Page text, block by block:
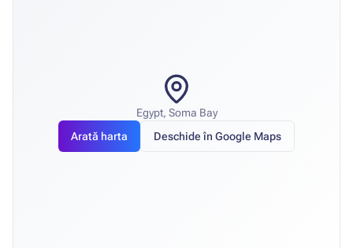
Egypt, Soma Bay
Arată harta
Deschide în Google Maps